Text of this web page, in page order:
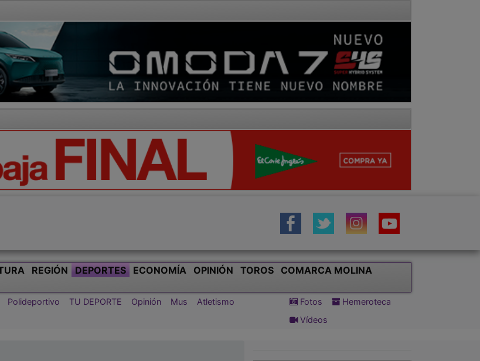
REGIÓN DEPORTES ECONOMÍA OPINIÓN TOROS
COMARCA MOLINA
Polideportivo TU DEPORTE Opinión Mus
Atletismo
Fotos
Hemeroteca
Vídeos